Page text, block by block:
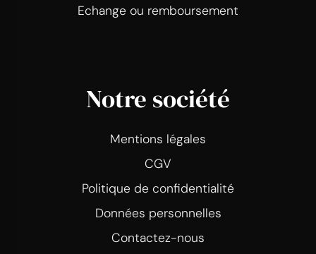
Echange ou remboursement
Notre société
Mentions légales
CGV
Politique de confidentialité
Données personnelles
Contactez-nous